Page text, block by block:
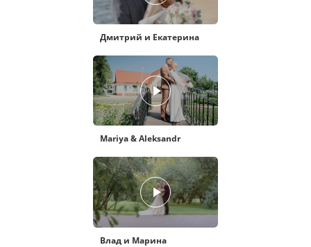
Дмитрий и Екатерина
Mariya & Aleksandr
Влад и Марина